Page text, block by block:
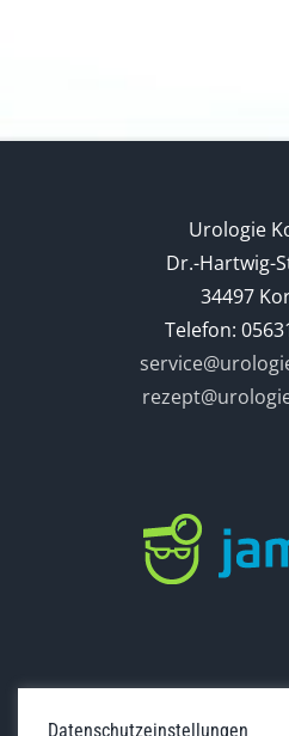
Urologie
Dr.-Hartwig-
34497
Telefon:
Datenschutzeinstellungen